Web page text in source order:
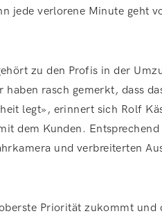
jede verlorene Minute geht
zu den Profis in der
rasch gemerkt, dass
legt», erinnert sich Rolf
dem Kunden.
und verbreiterten
Priorität zukommt und